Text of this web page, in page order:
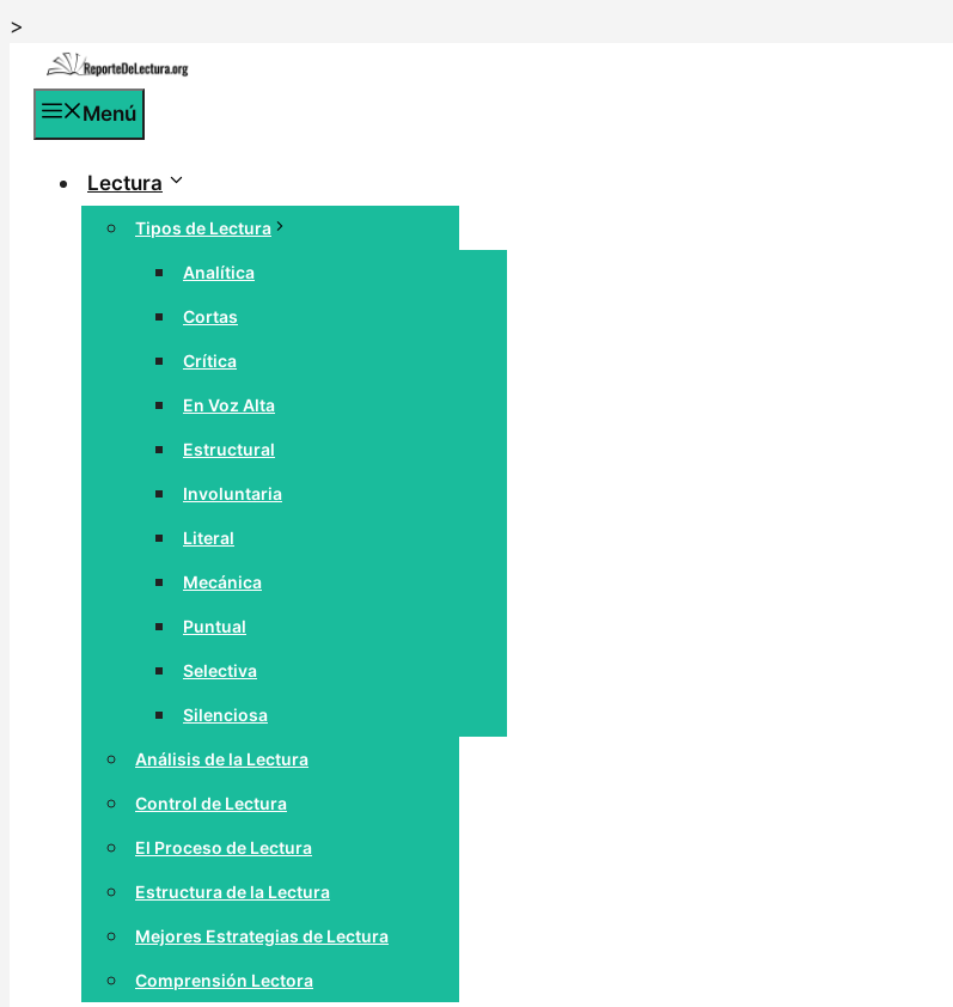
>
contenido
Menú
Lectura
Tipos de Lectura
Analítica
Cortas
Crítica
En Voz Alta
Estructural
Involuntaria
Literal
Mecánica
Puntual
Selectiva
Silenciosa
Análisis de la Lectura
Control de Lectura
El Proceso de Lectura
Estructura de la Lectura
Mejores Estrategias de Lectura
Comprensión Lectora